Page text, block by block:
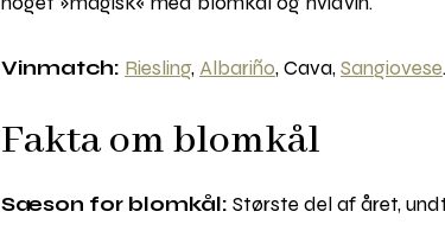
Vinmatch: Riesling, Albariño, Cava,Sangiovese.
Fakta om blomkål
Sæson for blomkål: Største del af året,